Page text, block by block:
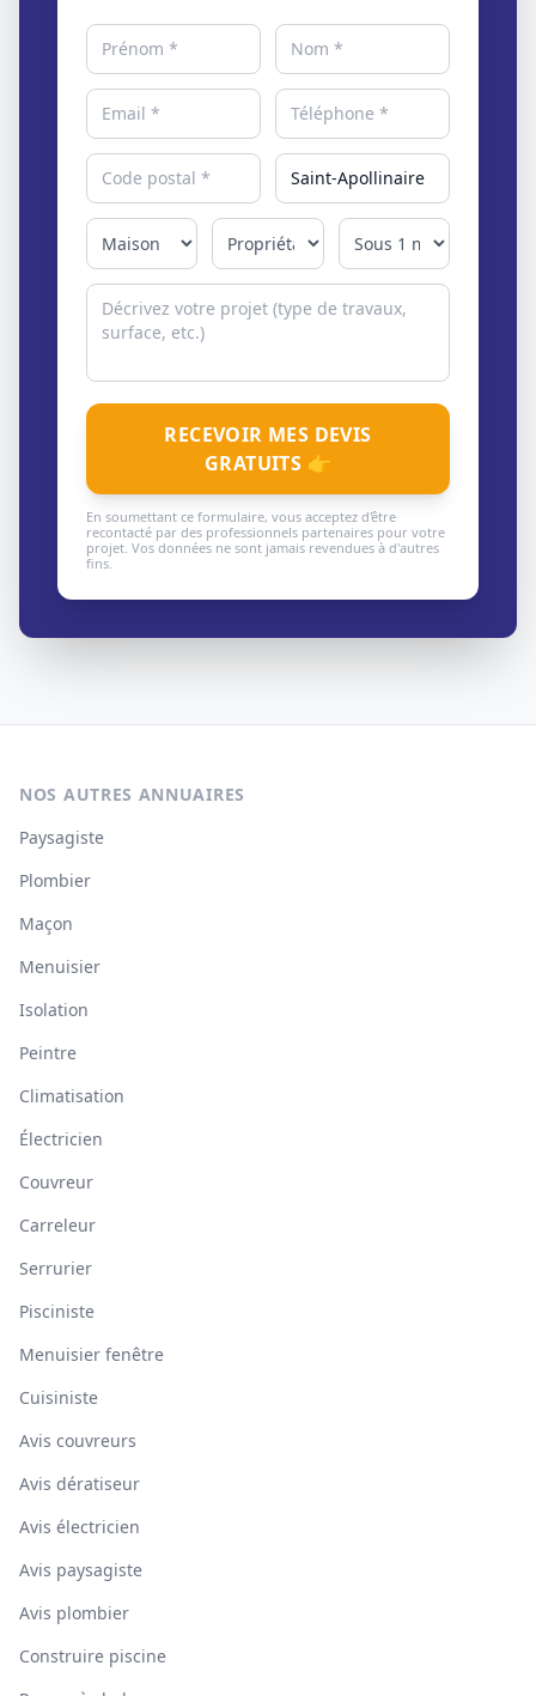
RECEVOIR MES DEVIS
GRATUITS 👉
En soumettant ce formulaire, vous acceptez d'être
recontacté par des professionnels partenaires pour votre
projet. Vos données ne sont jamais revendues à d'autres
fins.
NOS AUTRES ANNUAIRES
Paysagiste
Plombier
Maçon
Menuisier
Isolation
Peintre
Climatisation
Électricien
Couvreur
Carreleur
Serrurier
Pisciniste
Menuisier fenêtre
Cuisiniste
Avis couvreurs
Avis dératiseur
Avis électricien
Avis paysagiste
Avis plombier
Construire piscine